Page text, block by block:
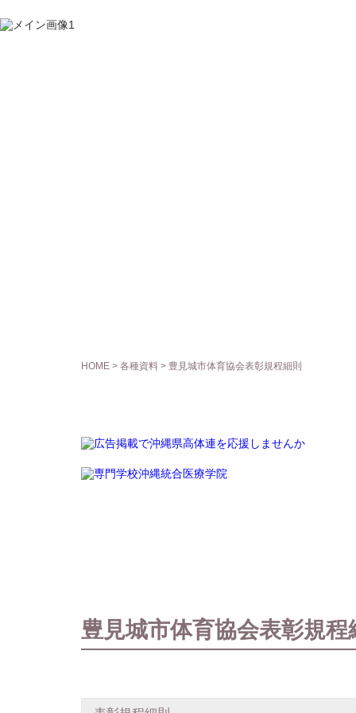
HOME > 各種資料 > 豊見城市体育協会表彰規程細則
豊見城市体育協会表彰規程